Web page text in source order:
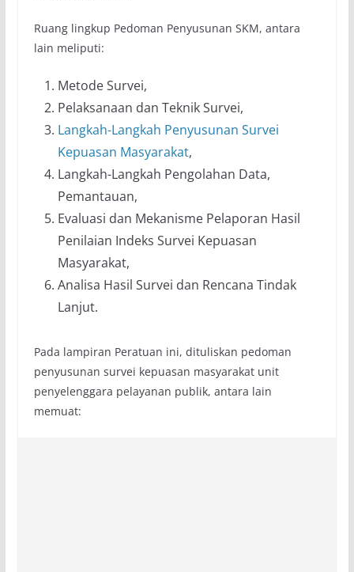
Ruang lingkup Pedoman Penyusunan SKM, antara
lain meliputi:
Metode Survei,
Pelaksanaan dan Teknik Survei,
Langkah-Langkah Penyusunan Survei
Kepuasan Masyarakat,
Langkah-Langkah Pengolahan Data,
Pemantauan,
Evaluasi dan Mekanisme Pelaporan Hasil
Penilaian Indeks Survei Kepuasan
Masyarakat,
Analisa Hasil Survei dan Rencana Tindak
Lanjut.
Pada lampiran Peratuan ini, dituliskan pedoman
penyusunan survei kepuasan masyarakat unit
penyelenggara pelayanan publik, antara lain
memuat: